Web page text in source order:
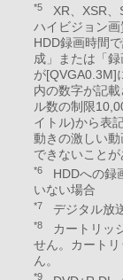
*5
XR、XSR、
ハイビジョン画
HDD録画時間
成」または「
が[QVGA0.3M]
内の数字が記
ル数の制限
イトル)から表
動きの激しい
できないことが
*6
HDDへの録
いない場合
*7 デジタル放
*8
カートリッ
せん。カート
ん。
*9